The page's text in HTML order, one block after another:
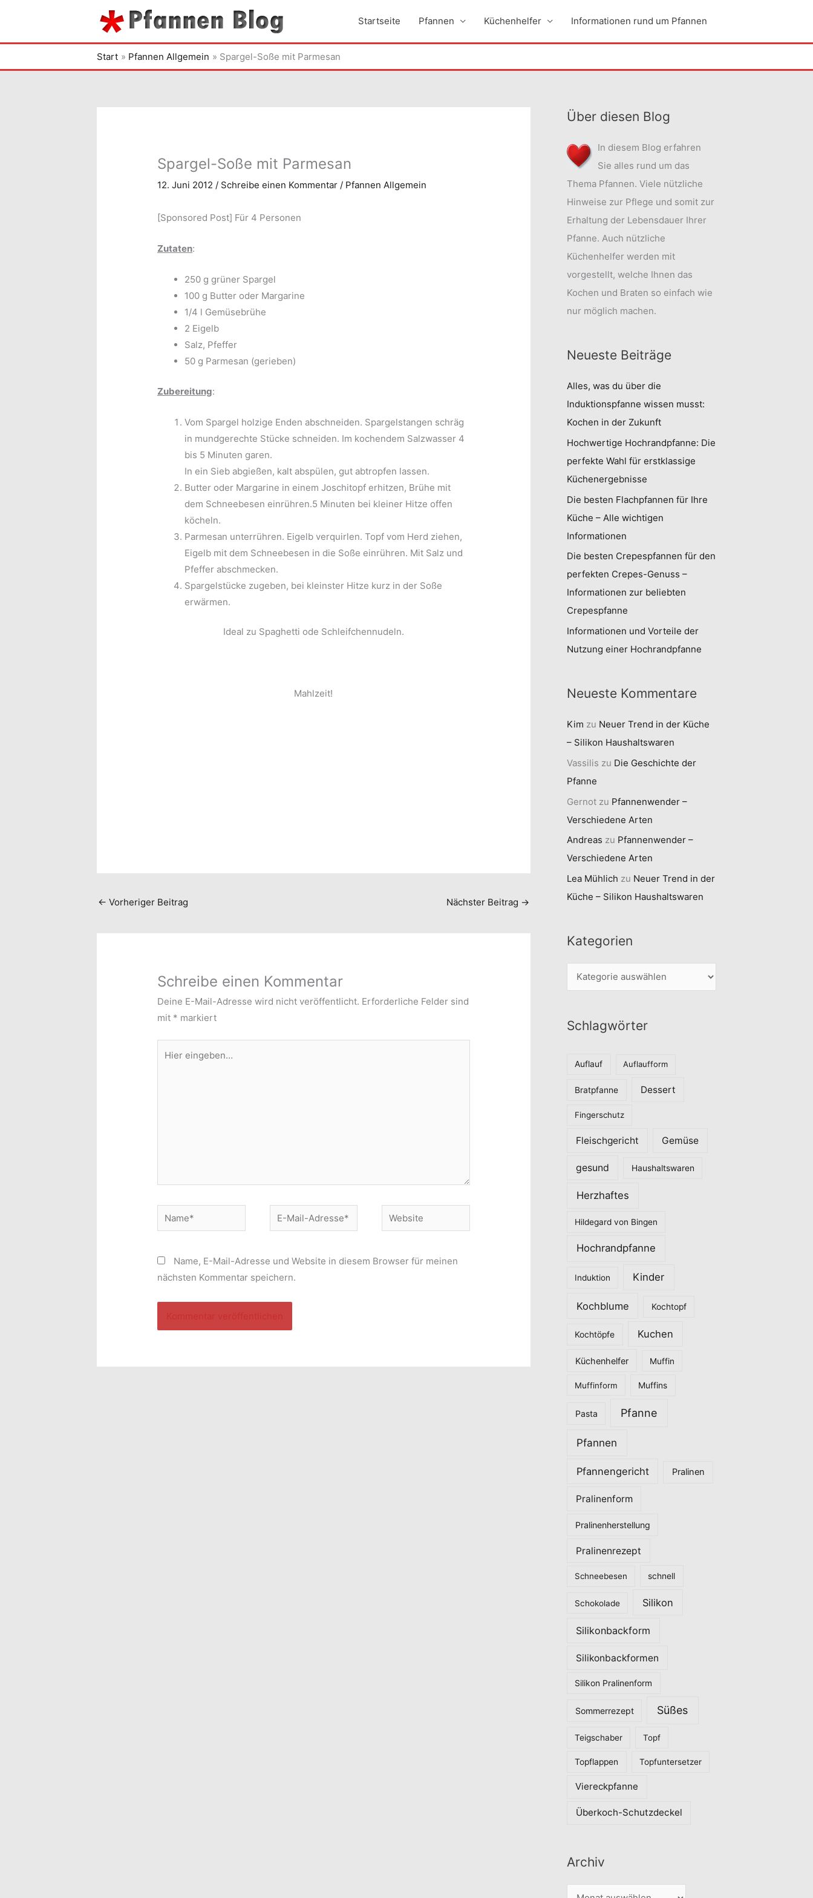
springen
Startseite Pfannen Küchenhelfer Informationen rund um Pfannen
Start Pfannen Allgemein Spargel-Soße mit Parmesan
Spargel-Soße mit Parmesan
12. Juni 2012 / Schreibe einen Kommentar / Pfannen Allgemein
[Sponsored Post] Für 4 Personen
Zutaten:
250 g grüner Spargel
100 g Butter oder Margarine
1/4 l Gemüsebrühe
2 Eigelb
Salz, Pfeffer
50 g Parmesan (gerieben)
Zubereitung:
Vom Spargel holzige Enden abschneiden. Spargelstangen schräg
in mundgerechte Stücke schneiden. Im kochendem Salzwasser 4
bis 5 Minuten garen.
In ein Sieb abgießen, kalt abspülen, gut abtropfen lassen.
Butter oder Margarine in einem Joschitopf erhitzen, Brühe mit
dem Schneebesen einrühren.5 Minuten bei kleiner Hitze offen
köcheln.
Parmesan unterrühren. Eigelb verquirlen. Topf vom Herd ziehen,
Eigelb mit dem Schneebesen in die Soße einrühren. Mit Salz und
Pfeffer abschmecken.
Spargelstücke zugeben, bei kleinster Hitze kurz in der Soße
erwärmen.
Ideal zu Spaghetti ode Schleifchennudeln.
Mahlzeit!
← Vorheriger Beitrag Nächster Beitrag →
Schreibe einen Kommentar
Deine E-Mail-Adresse wird nicht veröffentlicht. Erforderliche Felder sind
mit * markiert
eingeben…
Name*
E-
Mail-
Website
Name, E-Mail-Adresse und Website in diesem Browser für meinen
nächsten Kommentar speichern.
Über diesen Blog
In diesem Blog erfahren
Sie alles rund um das
Thema Pfannen. Viele nützliche
Hinweise zur Pflege und somit zur
Erhaltung der Lebensdauer Ihrer
Pfanne. Auch nützliche
Küchenhelfer werden mit
vorgestellt, welche Ihnen das
Kochen und Braten so einfach wie
nur möglich machen.
Neueste Beiträge
Alles, was du über die
Induktionspfanne wissen musst:
Kochen in der Zukunft
Hochwertige Hochrandpfanne: Die
perfekte Wahl für erstklassige
Küchenergebnisse
Die besten Flachpfannen für Ihre
Küche – Alle wichtigen
Informationen
Die besten Crepespfannen für den
perfekten Crepes-Genuss –
Informationen zur beliebten
Crepespfanne
Informationen und Vorteile der
Nutzung einer Hochrandpfanne
Neueste Kommentare
Kim zu Neuer Trend in der Küche
– Silikon Haushaltswaren
Vassilis zu Die Geschichte der
Pfanne
Gernotzu Pfannenwender –
Verschiedene Arten
Andreas zu Pfannenwender –
Verschiedene Arten
Lea Mühlich zu Neuer Trend in der
Küche – Silikon Haushaltswaren
Kategorien
a
e
Schlagwörter
Auflauf Auflaufform
Bratpfanne Dessert
Fingerschutz
Fleischgericht Gemüse
gesund Haushaltswaren
Herzhaftes
Hildegard von Bingen
Hochrandpfanne
Induktion Kinder
Kochblume Kochtopf
Kochtöpfe Kuchen
Küchenhelfer Muffin
Muffinform Muffins
Pasta Pfanne
Pfannen
Pfannengericht Pralinen
Pralinenform
Pralinenherstellung
Pralinenrezept
Schneebesen schnell
Schokolade Silikon
Silikonbackform
Silikonbackformen
Silikon Pralinenform
Sommerrezept Süßes
Teigschaber Topf
Topflappen Topfuntersetzer
Viereckpfanne
Überkoch-Schutzdeckel
Archiv